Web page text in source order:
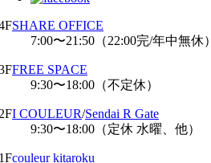
SHARE OFFICE
7:00〜21:50（22:00完/年中無休）
FREE SPACE
9:30〜18:00（不定休）
I COULEUR/Sendai R Gate
9:30〜18:00（定休 水曜、他）
couleur kitaroku